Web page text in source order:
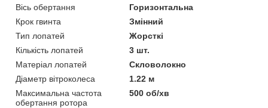
Вісь обертання
Горизонтальна
Крок гвинта
Змінний
Тип лопатей
Жорсткі
Кількість лопатей
3 шт.
Матеріал лопатей
Скловолокно
Діаметр вітроколеса
1.22 м
Максимальна частота
обертання ротора
500 об/хв